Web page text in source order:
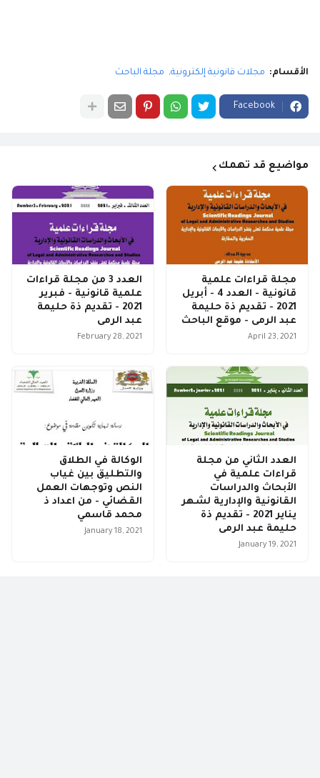
الأقسام: مجلات قانونية إلكترونية مجلة الباحث
Facebook
مواضيع قد تهمك
مجلة قراءات علمية
قانونية - العدد 4 - أبريل
2021 - تقديم ذة حليمة
عبد الرمى - موقع الباحث
April 23, 2021
العدد 3 من مجلة قراءات
علمية قانونية - فبرير
2021 - تقديم ذة حليمة
عبد الرمى
February 28, 2021
العدد الثاني من مجلة
قراءات علمية في
الأبحاث والدراسات
القانونية والإدارية لشهر
يناير 2021 - تقديم ذة
حليمة عبد الرمى
January 19, 2021
الوكالة في الطلاق
والتطليق بين غياب
النص وتوجهات العمل
القضائي - من اعداد ذ
محمد قاسمي
January 18, 2021